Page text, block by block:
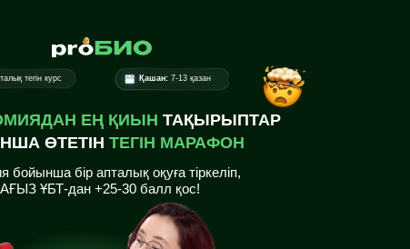
бойынша бір апталық оқуға тіркеліп,
ҰБТ-дан +25-30 балл қос!
тегін курс Қашан: 7-13 қазан
ЕҢ ҚИЫН ТАҚЫРЫПТАР
ӨТЕТІН ТЕГІН МАРАФОН